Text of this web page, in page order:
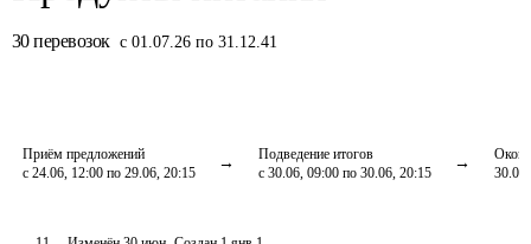
30 перевозок с 01.07.26 по 31.12.41
Приём предложений
с 24.06, 12:00 по 29.06, 20:15
Подведение итогов
с 30.06, 09:00 по 30.06, 20:15